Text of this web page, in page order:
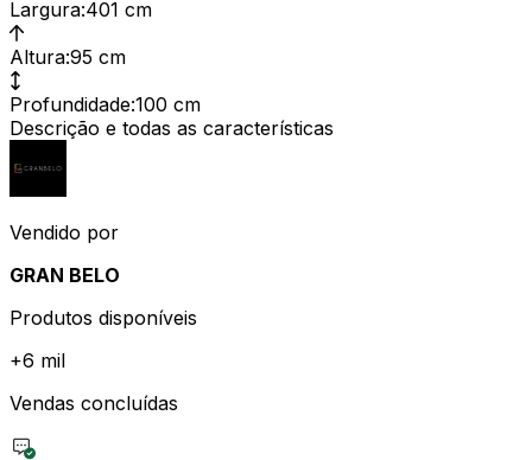
Largura:401 cm
Altura:95 cm
Profundidade:100 cm
Descrição e todas as características
Vendido por
GRAN BELO
Produtos disponíveis
+6 mil
Vendas concluídas